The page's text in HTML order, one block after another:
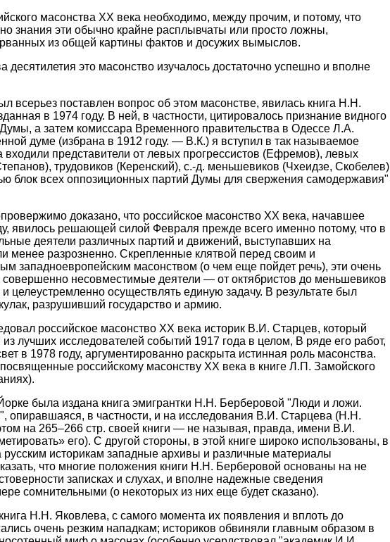
масонства XX века необходимо, между прочим, и потому, что
знания эти обычно крайне расплывчаты или просто ложны,
из общей картины фактов и досужих вымыслов.
десятилетия это масонство изучалось достаточно успешно и вполне
всерьез поставлен вопрос об этом масонстве, явилась книга Н.Н.
в 1974 году. В ней, в частности, цитировалось признание видного
Думы, а затем комиссара Временного правительства в Одессе Л.А.
думе (избрана в 1912 году. — В.К.) я вступил в так называемое
входили представители от левых прогрессистов (Ефремов), левых
трудовиков (Керенский), с.-д. меньшевиков (Чхеидзе, Скобелев)
блок всех оппозиционных партий Думы для свержения самодержавия"
доказано, что российское масонство XX века, начавшее
явилось решающей силой Февраля прежде всего именно потому, что в
деятели различных партий и движений, выступавших на
менее разрозненно. Скрепленные клятвой перед своим и
западноевропейским масонством (о чем еще пойдет речь), эти очень
совершенно несовместимые деятели — от октябристов до меньшевиков
целеустремленно осуществлять единую задачу. В результате был
разрушивший государство и армию.
российское масонство XX века историк В.И. Старцев, который
лучших исследователей событий 1917 года в целом, В ряде его работ,
в 1978 году, аргументированно раскрыта истинная роль масонства.
российскому масонству XX века в книге Л.П. Замойского
была издана книга эмигрантки Н.Н. Берберовой "Люди и ложи.
опиравшаяся, в частности, и на исследования В.И. Старцева (Н.Н.
на 265–266 стр. своей книги — не называя, правда, имени В.И.
его). С другой стороны, в этой книге широко использованы, в
русским историкам западные архивы и различные материалы
что многие положения книги Н.Н. Берберовой основаны на не
записках и слухах, и вполне надежные сведения
сомнительными (о некоторых из них еще будет сказано).
Н.Н. Яковлева, с самого момента их появления и вплоть до
очень резким нападкам; историков обвиняли главным образом в